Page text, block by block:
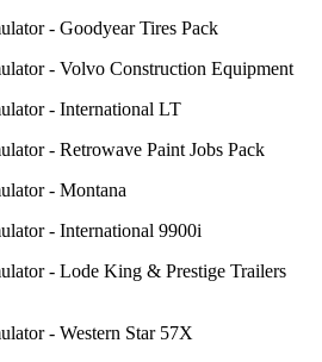
- Goodyear Tires Pack
- Volvo Construction Equipment
- International LT
- Retrowave Paint Jobs Pack
- Montana
- International 9900i
- Lode King & Prestige Trailers
- Western Star 57X